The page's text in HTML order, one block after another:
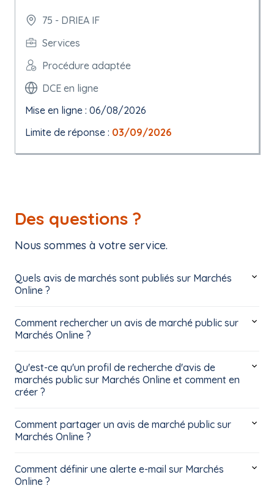
75 - DRIEA IF
Services
Procédure adaptée
DCE en ligne
Mise en ligne : 06/08/2026
Limite de réponse : 03/09/2026
Des questions ?
Nous sommes à votre service.
Quels avis de marchés sont publiés sur Marchés
Online ?
Comment rechercher un avis de marché public sur
Marchés Online ?
Qu'est-ce qu'un profil de recherche d'avis de
marchés public sur Marchés Online et comment en
créer ?
Comment partager un avis de marché public sur
Marchés Online ?
Comment définir une alerte e-mail sur Marchés
Online ?